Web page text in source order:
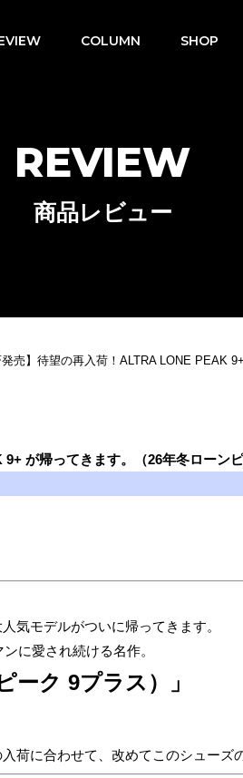
COLUMN SHOP
REVIEW
商品レビュー
発売】待望の再入荷！ALTRA LONE PEAK
が帰ってきます。（26年冬ローンピ
気モデルがついに帰ってきます。
に愛され続ける名作。
ーク 9プラス）」
荷に合わせて、改めてこのシューズ